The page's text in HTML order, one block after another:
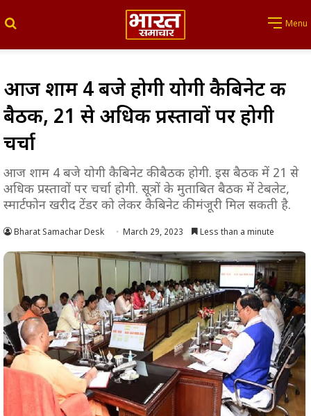
Menu
आज शाम 4 बजे होगी योगी कैबिनेट की
बैठक, 21 से अधिक प्रस्तावों पर होगी
चर्चा
आज शाम 4 बजे योगी कैबिनेट की बैठक होगी. इस बैठक में 21 से
अधिक प्रस्तावों पर चर्चा होगी. सूत्रों के मुताबित बैठक में टेबलेट,
स्मार्टफोन खरीद टेंडर को लेकर कैबिनेट की मंजूरी मिल सकती है.
Bharat Samachar Desk March 29, 2023 Less than a minute